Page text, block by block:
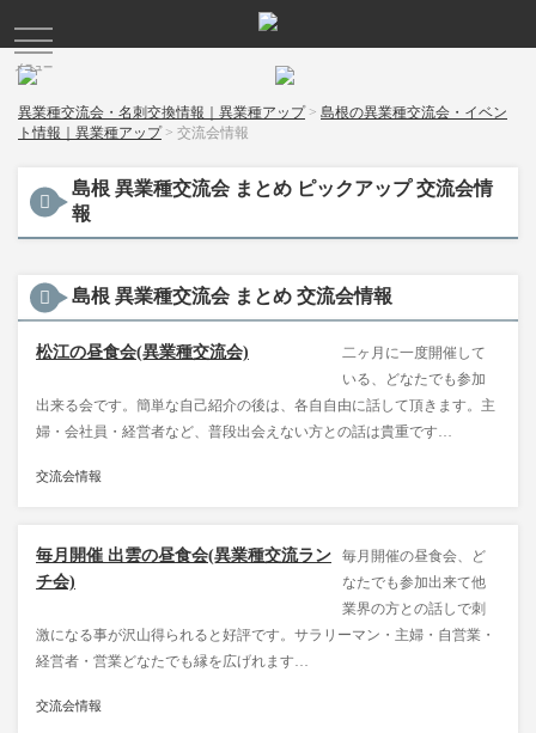
メニュー
異業種交流会・名刺交換情報｜異業種アップ> 島根の異業種交流会・イベン
ト情報｜異業種アップ> 交流会情報
島根 異業種交流会 まとめ ピックアップ 交流会情
報
島根 異業種交流会 まとめ 交流会情報
松江の昼食会(異業種交流会)
二ヶ月に一度開催して
いる、どなたでも参加
出来る会です。簡単な自己紹介の後は、各自自由に話して頂きます。主
婦・会社員・経営者など、普段出会えない方との話は貴重です…
交流会情報
毎月開催 出雲の昼食会(異業種交流ラン
チ会)
毎月開催の昼食会、ど
なたでも参加出来て他
業界の方との話しで刺
激になる事が沢山得られると好評です。サラリーマン・主婦・自営業・
経営者・営業どなたでも縁を広げれます…
交流会情報